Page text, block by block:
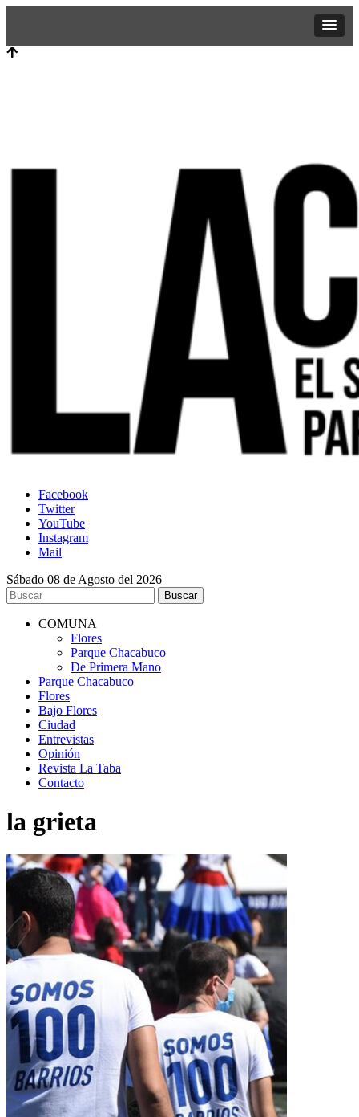
Facebook
Twitter
YouTube
Instagram
Mail
Sábado 08 de Agosto del 2026
COMUNA
Flores
Parque Chacabuco
De Primera Mano
Parque Chacabuco
Flores
Bajo Flores
Ciudad
Entrevistas
Opinión
Revista La Taba
Contacto
la grieta